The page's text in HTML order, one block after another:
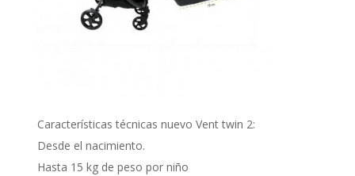
Características técnicas nuevo Vent twin 2:
Desde el nacimiento.
Hasta 15 kg de peso por niño